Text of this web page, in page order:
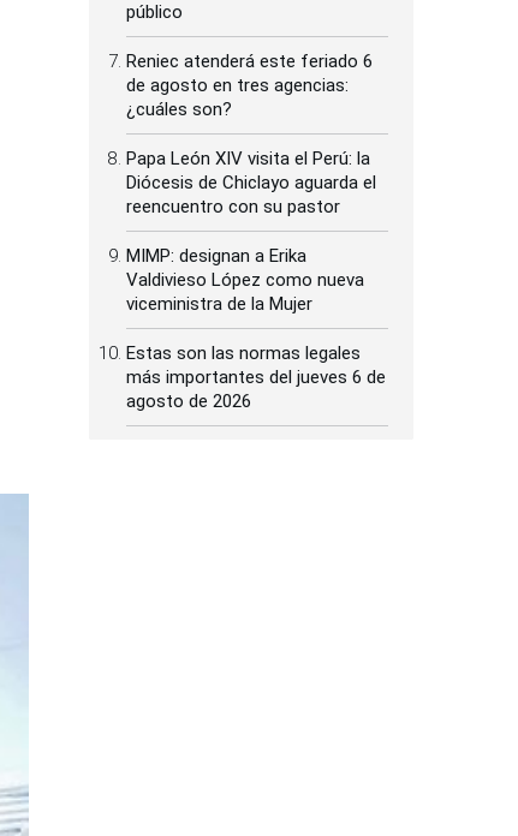
público
Reniec atenderá este feriado 6
de agosto en tres agencias:
¿cuáles son?
Papa León XIV visita el Perú: la
Diócesis de Chiclayo aguarda el
reencuentro con su pastor
MIMP: designan a Erika
Valdivieso López como nueva
viceministra de la Mujer
Estas son las normas legales
más importantes del jueves 6 de
agosto de 2026